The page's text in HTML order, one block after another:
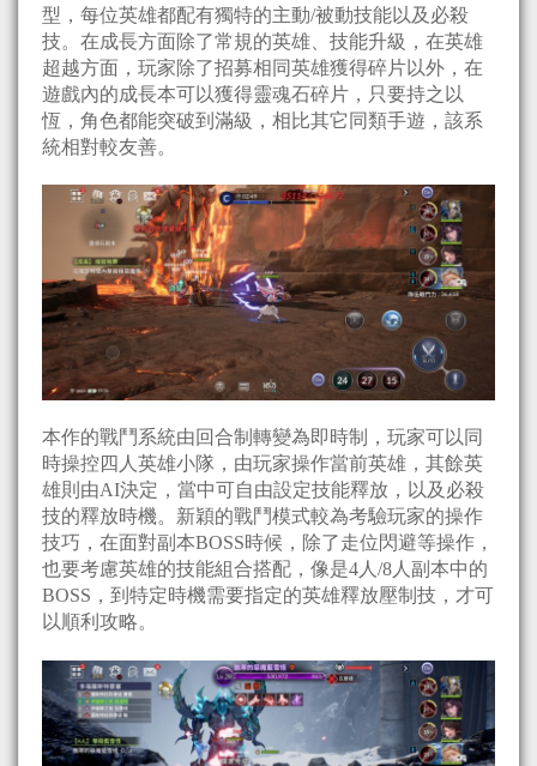
型，每位英雄都配有獨特的主動/被動技能以及必殺
技。在成長方面除了常規的英雄、技能升級，在英雄
超越方面，玩家除了招募相同英雄獲得碎片以外，在
遊戲內的成長本可以獲得靈魂石碎片，只要持之以
恆，角色都能突破到滿級，相比其它同類手遊，該系
統相對較友善。
本作的戰鬥系統由回合制轉變為即時制，玩家可以同
時操控四人英雄小隊，由玩家操作當前英雄，其餘英
雄則由AI決定，當中可自由設定技能釋放，以及必殺
技的釋放時機。新穎的戰鬥模式較為考驗玩家的操作
技巧，在面對副本BOSS時候，除了走位閃避等操作，
也要考慮英雄的技能組合搭配，像是4人/8人副本中的
BOSS，到特定時機需要指定的英雄釋放壓制技，才可
以順利攻略。